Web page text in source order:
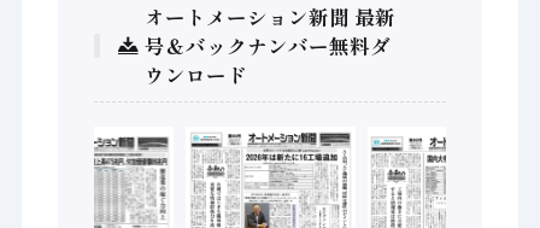
オートメーション新聞 最新
号＆バックナンバー無料ダ
ウンロード